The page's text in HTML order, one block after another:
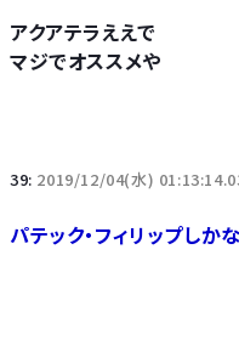
アクアテラええで
マジでオススメや
39: 2019/12/04(水)
パテック・フィリップしか